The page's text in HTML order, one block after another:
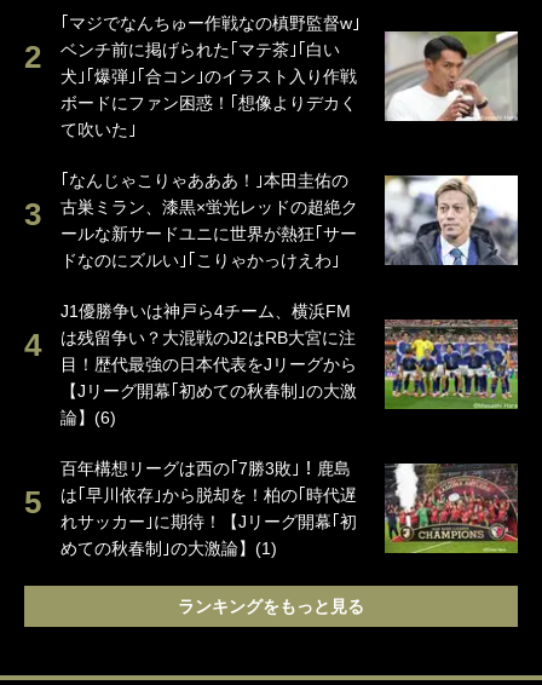
｢マジでなんちゅー作戦なの槙野監督w｣
ベンチ前に掲げられた｢マテ茶｣｢白い
犬｣｢爆弾｣｢合コン｣のイラスト入り作戦
ボードにファン困惑！｢想像よりデカく
て吹いた｣
｢なんじゃこりゃあああ！｣本田圭佑の
古巣ミラン、漆黒×蛍光レッドの超絶ク
ールな新サードユニに世界が熱狂｢サー
ドなのにズルい｣｢こりゃかっけえわ｣
J1優勝争いは神戸ら4チーム、横浜FM
は残留争い？大混戦のJ2はRB大宮に注
目！歴代最強の日本代表をJリーグから
【Jリーグ開幕｢初めての秋春制｣の大激
論】(6)
百年構想リーグは西の｢7勝3敗｣！鹿島
は｢早川依存｣から脱却を！柏の｢時代遅
れサッカー｣に期待！【Jリーグ開幕｢初
めての秋春制｣の大激論】(1)
ランキングをもっと見る